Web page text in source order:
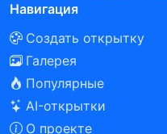
Навигация
Создать открытку
Галерея
Популярные
AI-открытки
О проекте